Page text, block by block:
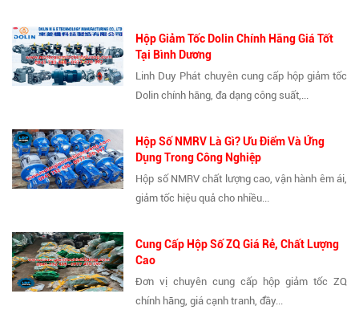
Hộp Giảm Tốc Dolin Chính Hãng Giá Tốt
Tại Bình Dương
Linh Duy Phát chuyên cung cấp hộp giảm tốc
Dolin chính hãng, đa dạng công suất,...
Hộp Số NMRV Là Gì? Ưu Điểm Và Ứng
Dụng Trong Công Nghiệp
Hộp số NMRV chất lượng cao, vận hành êm ái,
giảm tốc hiệu quả cho nhiều...
Cung Cấp Hộp Số ZQ Giá Rẻ, Chất Lượng
Cao
Đơn vị chuyên cung cấp hộp giảm tốc ZQ
chính hãng, giá cạnh tranh, đầy...